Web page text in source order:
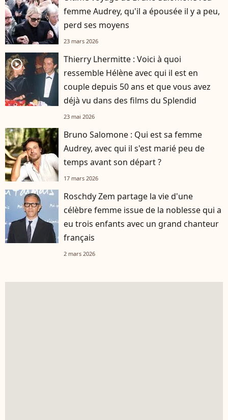
femme Audrey, qu'il a épousée il y a peu,
perd ses moyens
23 mars 2026
player2
Thierry Lhermitte : Voici à quoi
ressemble Hélène avec qui il est en
couple depuis 50 ans et que vous avez
déjà vu dans des films du Splendid
23 mai 2026
Bruno Salomone : Qui est sa femme
Audrey, avec qui il s'est marié peu de
temps avant son départ ?
17 mars 2026
Roschdy Zem partage la vie d'une
célèbre femme issue de la noblesse qui a
eu trois enfants avec un grand chanteur
français
2 mars 2026